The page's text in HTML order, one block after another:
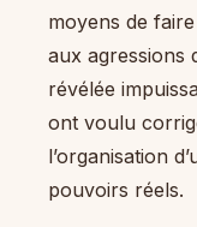
moyens de
aux agressions
révélée
ont voulu
l’organisation
pouvoirs réels.